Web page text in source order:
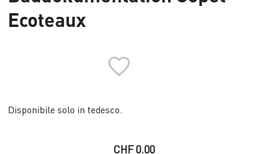
Ecoteaux
Disponibile solo in tedesco.
CHF 0.00